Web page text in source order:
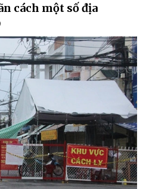
cách một số địa